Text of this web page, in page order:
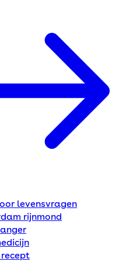
levensvragen
rijnmond